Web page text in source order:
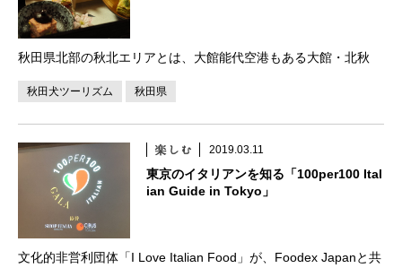
秋田県北部の秋北エリアとは、大館能代空港もある大館・北秋
どもあるほか、きりたんぽをはじめとする郷土食、そして、平昌
秋田犬ツーリズム 秋田県
2019.03.11
東京のイタリアンを知る「100per100 Ital
ian Guide in Tokyo」
文化的非営利団体「I Love Italian Food」が、Foodex Japanと共